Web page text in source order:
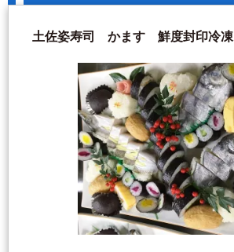
土佐姿寿司 かます 鮮度封印冷凍